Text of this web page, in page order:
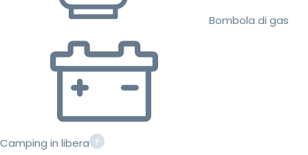
Bombola di gas
Camping in libera